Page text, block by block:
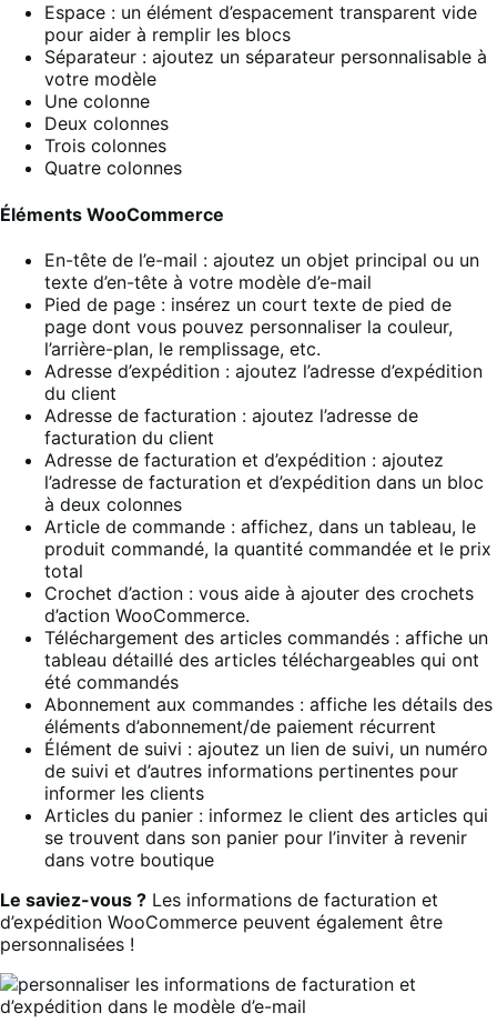
Espace : un élément d’espacement transparent vide
pour aider à remplir les blocs
Séparateur : ajoutez un séparateur personnalisable à
votre modèle
Une colonne
Deux colonnes
Trois colonnes
Quatre colonnes
Éléments WooCommerce
En-tête de l’e-mail : ajoutez un objet principal ou un
texte d’en-tête à votre modèle d’e-mail
Pied de page : insérez un court texte de pied de
page dont vous pouvez personnaliser la couleur,
l’arrière-plan, le remplissage, etc.
Adresse d’expédition : ajoutez l’adresse d’expédition
du client
Adresse de facturation : ajoutez l’adresse de
facturation du client
Adresse de facturation et d’expédition : ajoutez
l’adresse de facturation et d’expédition dans un bloc
à deux colonnes
Article de commande : affichez, dans un tableau, le
produit commandé, la quantité commandée et le prix
total
Crochet d’action : vous aide à ajouter des crochets
d’action WooCommerce.
Téléchargement des articles commandés : affiche un
tableau détaillé des articles téléchargeables qui ont
été commandés
Abonnement aux commandes : affiche les détails des
éléments d’abonnement/de paiement récurrent
Élément de suivi : ajoutez un lien de suivi, un numéro
de suivi et d’autres informations pertinentes pour
informer les clients
Articles du panier : informez le client des articles qui
se trouvent dans son panier pour l’inviter à revenir
dans votre boutique
Le saviez-vous ? Les informations de facturation et
d’expédition WooCommerce peuvent également être
personnalisées !